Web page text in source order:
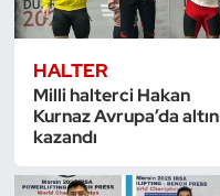
HALTER
Milli halterci Hakan
Kurnaz Avrupa’da altın
kazandı
Su Topu
Sualtı Sporları
Tekvando
Tenis